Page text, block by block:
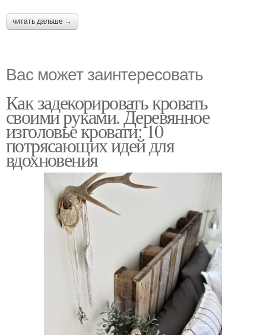
читать дальше →
Вас может заинтересовать
Как задекорировать кровать
своими руками. Деревянное
изголовье кровати: 10
потрясающих идей для
вдохновения